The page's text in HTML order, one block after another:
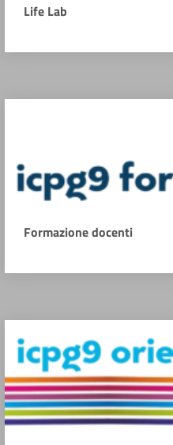
Life Lab
Formazione docenti